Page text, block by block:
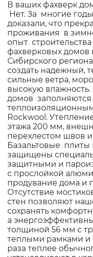
В ваших фахверк
Нет. За многие
доказали, что
проживания в
опыт
фахверковых домов
Сибирского
создать надежный,
сильные ветра,
высокую
домов
Rockwool.
этажа 200 мм,
перехлестом швов
Базальтовые плиты
защищены
защитными и
с прослойкой
продувание дома и
Отсутствие
стен позволяют
сохранять
а
толщиной 56 мм с
теплыми рамками и
раза теплее